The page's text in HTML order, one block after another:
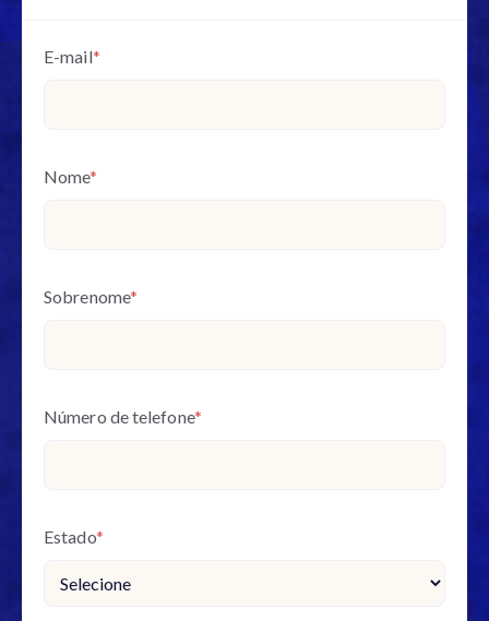
E-mail*
Nome*
Sobrenome*
Número de telefone*
Estado*